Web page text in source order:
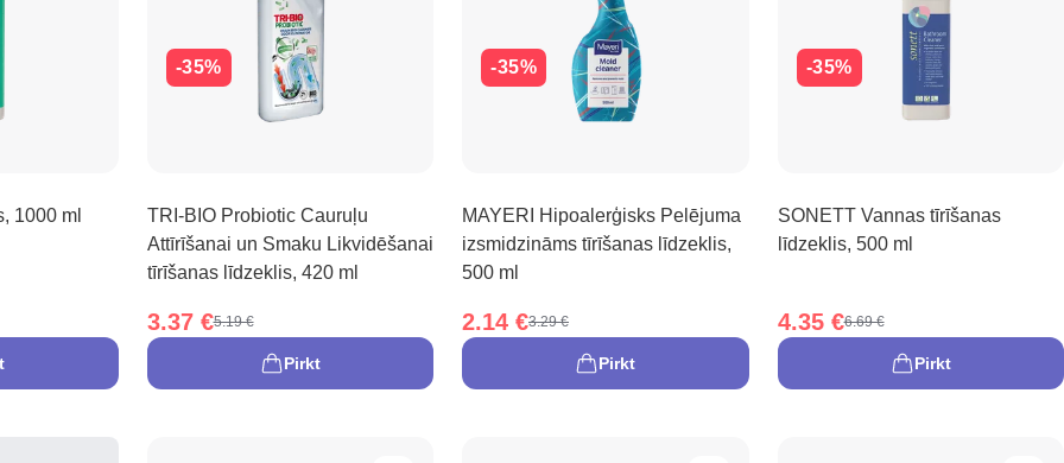
1000 ml
-35%
TRI-BIO Probiotic Cauruļu
Attīrīšanai un Smaku Likvidēšanai
tīrīšanas līdzeklis, 420 ml
3.37 €5.19 €
Pirkt
-35%
MAYERI Hipoalerģisks Pelējuma
izsmidzināms tīrīšanas līdzeklis,
500 ml
2.14 €3.29 €
Pirkt
-35%
SONETT Vannas tīrīšanas
līdzeklis, 500 ml
4.35 €6.69 €
Pirkt